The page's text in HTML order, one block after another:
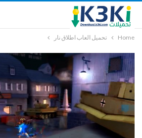
Home تحميل العاب اطلاق نار